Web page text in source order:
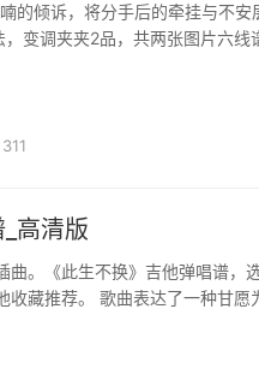
的倾诉，将分手后的牵挂与不安
变调夹夹2品，共两张图片六线
高清版
曲。《此生不换》吉他弹唱谱，
藏推荐。 歌曲表达了一种甘愿